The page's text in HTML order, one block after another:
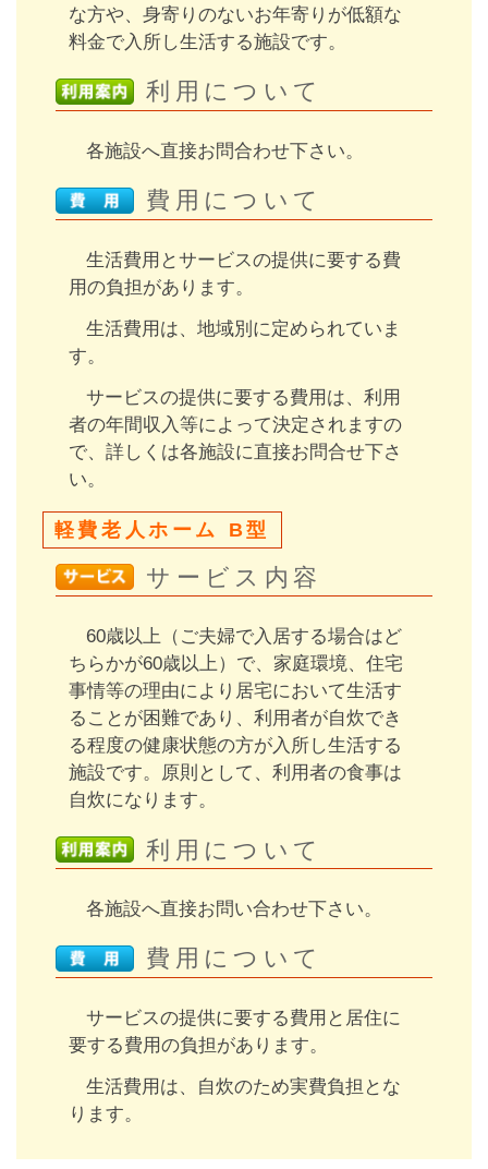
な方や、身寄りのないお年寄りが低額な
料金で入所し生活する施設です。
利用について
各施設へ直接お問合わせ下さい。
費用について
生活費用とサービスの提供に要する費
用の負担があります。
生活費用は、地域別に定められていま
す。
サービスの提供に要する費用は、利用
者の年間収入等によって決定されますの
で、詳しくは各施設に直接お問合せ下さ
い。
軽費老人ホーム B型
サービス内容
60歳以上（ご夫婦で入居する場合はど
ちらかが60歳以上）で、家庭環境、住宅
事情等の理由により居宅において生活す
ることが困難であり、利用者が自炊でき
る程度の健康状態の方が入所し生活する
施設です。原則として、利用者の食事は
自炊になります。
利用について
各施設へ直接お問い合わせ下さい。
費用について
サービスの提供に要する費用と居住に
要する費用の負担があります。
生活費用は、自炊のため実費負担とな
ります。